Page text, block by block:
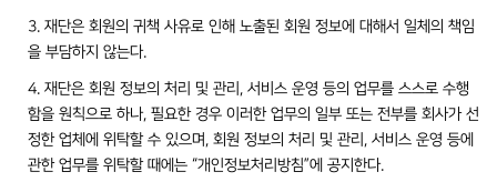
3. 재단은 회원의 귀책 사유로 인해 노출된 회원 정보에 대해서 일체의 책임
을 부담하지 않는다.
4. 재단은 회원 정보의 처리 및 관리, 서비스 운영 등의 업무를 스스로 수행
함을 원칙으로 하나, 필요한 경우 이러한 업무의 일부 또는 전부를 회사가 선
정한 업체에 위탁할 수 있으며, 회원 정보의 처리 및 관리, 서비스 운영 등에
관한 업무를 위탁할 때에는 “개인정보처리방침”에 공지한다.